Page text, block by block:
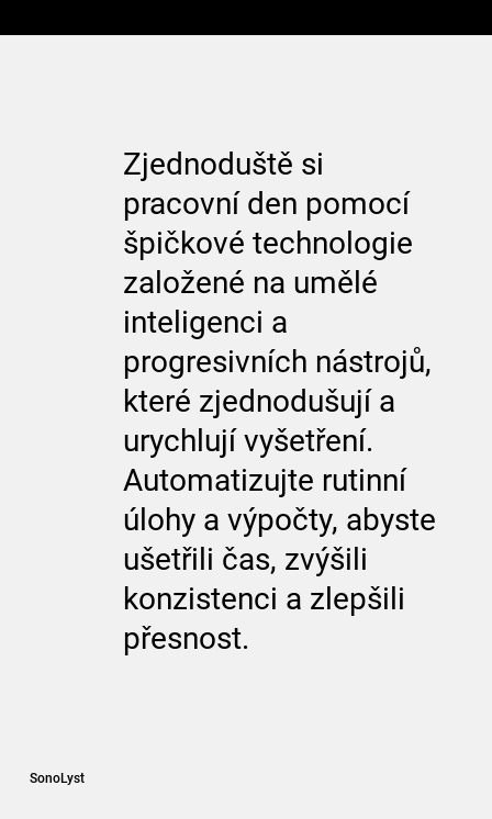
Zjednoduště si
pracovní den pomocí
špičkové technologie
založené na umělé
inteligenci a
progresivních nástrojů,
které zjednodušují a
urychlují vyšetření.
Automatizujte rutinní
úlohy a výpočty, abyste
ušetřili čas, zvýšili
konzistenci a zlepšili
přesnost.
SonoLyst